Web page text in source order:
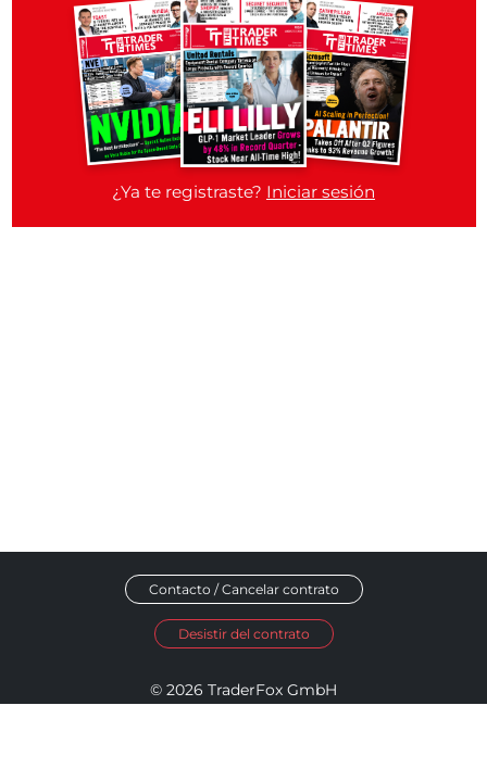
¿Ya te registraste? Iniciar sesión
Contacto / Cancelar contrato
Desistir del contrato
© 2026 TraderFox GmbH